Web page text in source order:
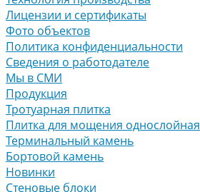
Лицензии и сертификаты
Фото объектов
Политика конфиденциальности
Сведения о работодателе
Мы в СМИ
Продукция
Тротуарная плитка
Плитка для мощения однослойная
Терминальный камень
Бортовой камень
Новинки
Стеновые блоки